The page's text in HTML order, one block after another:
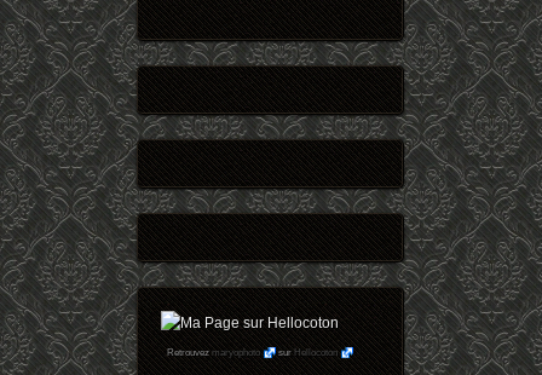
Retrouvezmaryophoto surHellocoton